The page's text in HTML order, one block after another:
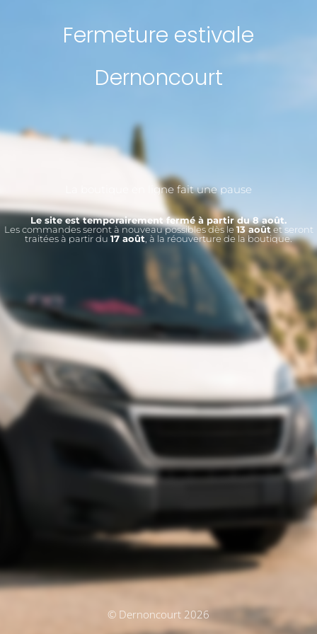
Fermeture estivale
Dernoncourt
La boutique en ligne fait une pause
Le site est temporairement fermé à partir du 8 août.
Les commandes seront à nouveau possibles dès le 13 août et seront
traitées à partir du 17 août , à la réouverture de la boutique.
© Dernoncourt 2026